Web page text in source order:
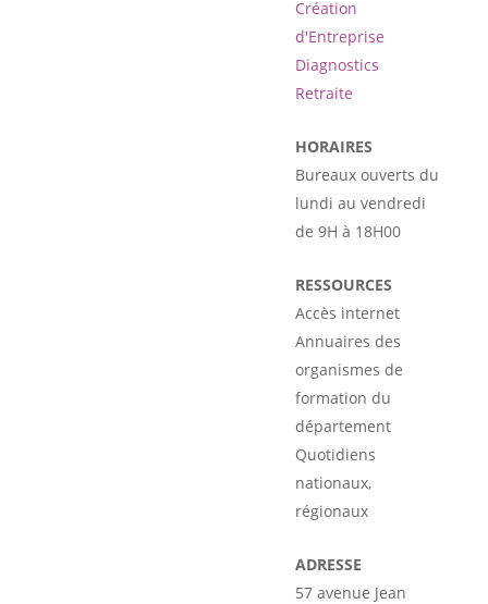
Création
d'Entreprise
Diagnostics
Retraite
HORAIRES
Bureaux ouverts du
lundi au vendredi
de 9H à 18H00
RESSOURCES
Accès internet
Annuaires des
organismes de
formation du
département
Quotidiens
nationaux,
régionaux
ADRESSE
57 avenue Jean